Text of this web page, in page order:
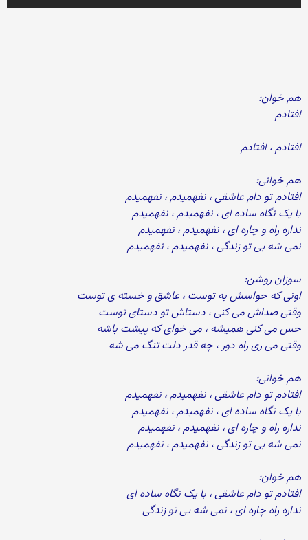
هم خوان:
افتادم
افتادم ، افتادم
هم خوانی:
افتادم تو دام عاشقی ، نفهمیدم ، نفهمیدم
با یک نگاه ساده ای ، نفهمیدم ، نفهمیدم
نداره راه و چاره ای ، نفهمیدم ، نفهمیدم
نمی شه بی تو زندگی ، نفهمیدم ، نفهمیدم
سوزان روشن:
اونی که حواسش به توست ، عاشق و خسته ی توست
وقتی صداش می کنی ، دستاش تو دستای توست
حس می کنی همیشه ، می خوای که پیشت باشه
وقتی می ری راه دور ، چه قدر دلت تنگ می شه
هم خوانی:
افتادم تو دام عاشقی ، نفهمیدم ، نفهمیدم
با یک نگاه ساده ای ، نفهمیدم ، نفهمیدم
نداره راه و چاره ای ، نفهمیدم ، نفهمیدم
نمی شه بی تو زندگی ، نفهمیدم ، نفهمیدم
هم خوان:
افتادم تو دام عاشقی ، با یک نگاه ساده ای
نداره راه چاره ای ، نمی شه بی تو زندگی